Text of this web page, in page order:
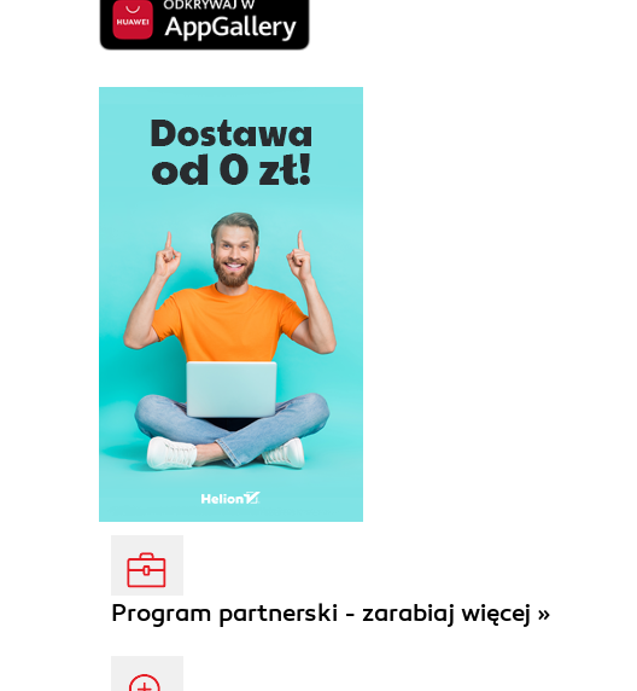
Program partnerski - zarabiaj więcej »